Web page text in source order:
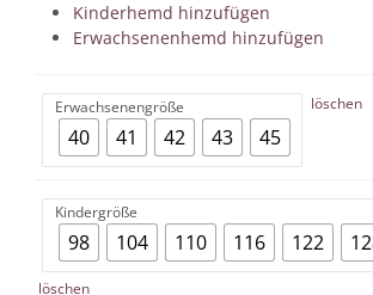
Kinderhemd hinzufügen
Erwachsenenhemd hinzufügen
Erwachsenengröße
40 41 42 43 45
löschen
Kindergröße
98 104 110 116 122
löschen